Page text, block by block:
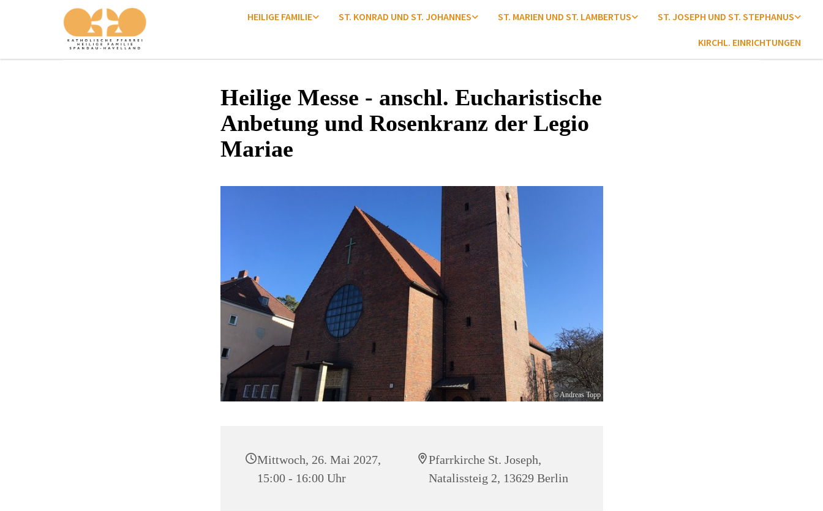
HEILIGE FAMILIE ST. KONRAD UND ST. JOHANNES ST. MARIEN UND ST. LAMBERTUS ST. JOSEPH UND ST. STEPHANUS
KIRCHL. EINRICHTUNGEN
Heilige Messe - anschl. Eucharistische
Anbetung und Rosenkranz der Legio
Mariae
© Andreas Topp
Mittwoch, 26. Mai 2027,
15:00 - 16:00 Uhr
Pfarrkirche St. Joseph,
Natalissteig 2, 13629 Berlin